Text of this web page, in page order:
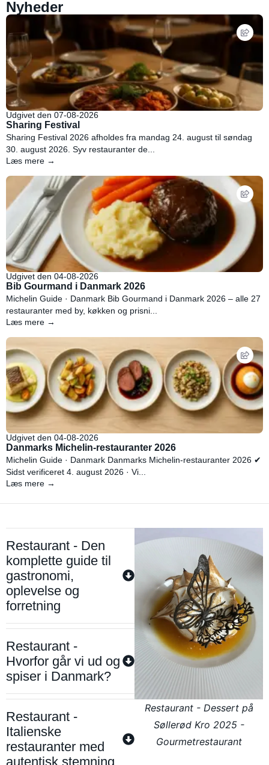
Nyheder
Udgivet den 07-08-2026
Sharing Festival
Sharing Festival 2026 afholdes fra mandag 24. august til søndag
30. august 2026. Syv restauranter de...
Læs mere →
Udgivet den 04-08-2026
Bib Gourmand i Danmark 2026
Michelin Guide · Danmark Bib Gourmand i Danmark 2026 – alle 27
restauranter med by, køkken og prisni...
Læs mere →
Udgivet den 04-08-2026
Danmarks Michelin-restauranter 2026
Michelin Guide · Danmark Danmarks Michelin-restauranter 2026 ✔
Sidst verificeret 4. august 2026 · Vi...
Læs mere →
Restaurant - Den
komplette guide til
gastronomi,
oplevelse og
forretning
Restaurant -
Hvorfor går vi ud og
spiser i Danmark?
Restaurant -
Italienske
restauranter med
autentisk stemning
Restaurant - Dessert på
Søllerød Kro 2025 -
Gourmetrestaurant